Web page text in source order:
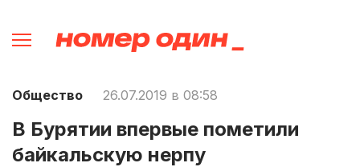
Общество 26.07.2019 в 08:58
В Бурятии впервые пометили
байкальскую нерпу